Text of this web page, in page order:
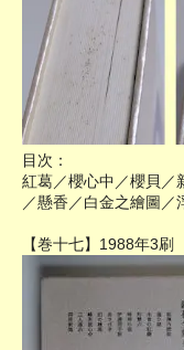
目次：
紅葛／櫻心中／櫻貝／
／懸香／白金之繪圖／
【巻十七】1988年3